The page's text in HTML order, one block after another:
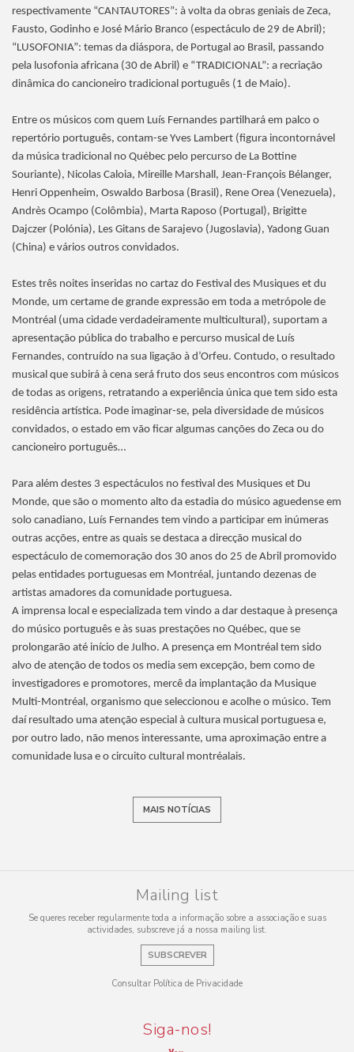
respectivamente “CANTAUTORES”: à volta da obras geniais de Zeca,
Fausto, Godinho e José Mário Branco (espectáculo de 29 de Abril);
“LUSOFONIA”: temas da diáspora, de Portugal ao Brasil, passando
pela lusofonia africana (30 de Abril) e “TRADICIONAL”: a recriação
dinâmica do cancioneiro tradicional português (1 de Maio).
Entre os músicos com quem Luís Fernandes partilhará em palco o
repertório português, contam-se Yves Lambert (figura incontornável
da música tradicional no Québec pelo percurso de La Bottine
Souriante), Nicolas Caloia, Mireille Marshall, Jean-François Bélanger,
Henri Oppenheim, Oswaldo Barbosa (Brasil), Rene Orea (Venezuela),
Andrès Ocampo (Colômbia), Marta Raposo (Portugal), Brigitte
Dajczer (Polónia), Les Gitans de Sarajevo (Jugoslavia), Yadong Guan
(China) e vários outros convidados.
Estes três noites inseridas no cartaz do Festival des Musiques et du
Monde, um certame de grande expressão em toda a metrópole de
Montréal (uma cidade verdadeiramente multicultural), suportam a
apresentação pública do trabalho e percurso musical de Luís
Fernandes, contruído na sua ligação à d’Orfeu. Contudo, o resultado
musical que subirá à cena será fruto dos seus encontros com músicos
de todas as origens, retratando a experiência única que tem sido esta
residência artística. Pode imaginar-se, pela diversidade de músicos
convidados, o estado em vão ficar algumas canções do Zeca ou do
cancioneiro português…
Para além destes 3 espectáculos no festival des Musiques et Du
Monde, que são o momento alto da estadia do músico aguedense em
solo canadiano, Luís Fernandes tem vindo a participar em inúmeras
outras acções, entre as quais se destaca a direcção musical do
espectáculo de comemoração dos 30 anos do 25 de Abril promovido
pelas entidades portuguesas em Montréal, juntando dezenas de
artistas amadores da comunidade portuguesa.
A imprensa local e especializada tem vindo a dar destaque à presença
do músico português e às suas prestações no Québec, que se
prolongarão até início de Julho. A presença em Montréal tem sido
alvo de atenção de todos os media sem excepção, bem como de
investigadores e promotores, mercê da implantação da Musique
Multi-Montréal, organismo que seleccionou e acolhe o músico. Tem
daí resultado uma atenção especial à cultura musical portuguesa e,
por outro lado, não menos interessante, uma aproximação entre a
comunidade lusa e o circuito cultural montréalais.
MAIS NOTÍCIAS
Mailing list
Se queres receber regularmente toda a informação sobre a associação e suas
actividades, subscreve já a nossa mailing list.
SUBSCREVER
Consultar Política de Privacidade
Siga-nos!